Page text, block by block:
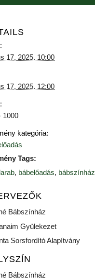
17, 2025. 10:00
17, 2025. 12:00
1000
kategória:
Tags:
, bábelőadás, bábszínház
Bábszínház
Gyülekezet
Sorsfordító Alapítvány
Bábszínház